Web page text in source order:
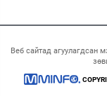
Веб сайтад агуулагдсан